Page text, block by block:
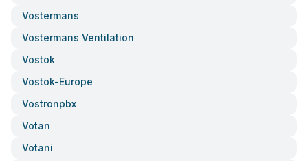
Vostermans
Vostermans Ventilation
Vostok
Vostok-Europe
Vostronpbx
Votan
Votani